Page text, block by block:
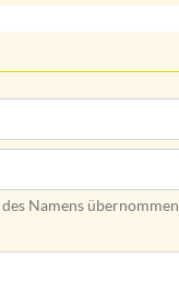
Namens übernommen